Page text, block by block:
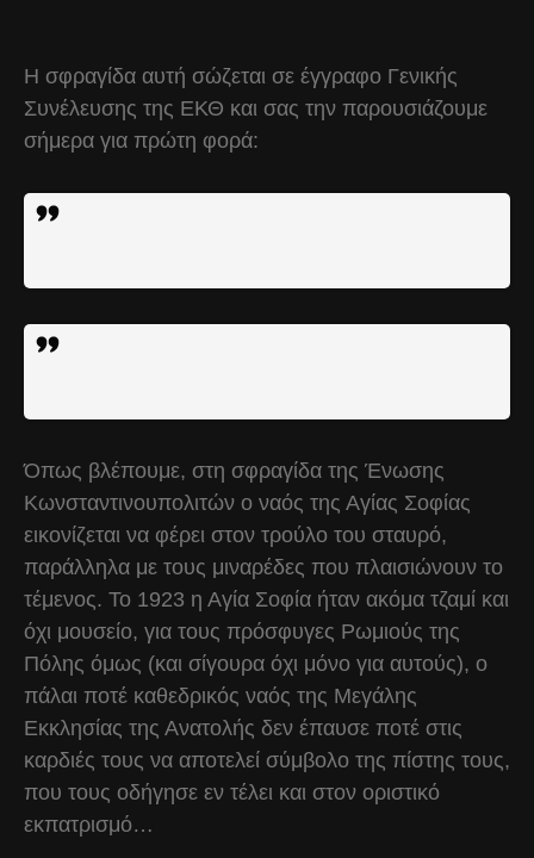
Η σφραγίδα αυτή σώζεται σε έγγραφο Γενικής
Συνέλευσης της ΕΚΘ και σας την παρουσιάζουμε
σήμερα για πρώτη φορά:
Όπως βλέπουμε, στη σφραγίδα της Ένωσης
Κωνσταντινουπολιτών ο ναός της Αγίας Σοφίας
εικονίζεται να φέρει στον τρούλο του σταυρό,
παράλληλα με τους μιναρέδες που πλαισιώνουν το
τέμενος. Το 1923 η Αγία Σοφία ήταν ακόμα τζαμί και
όχι μουσείο, για τους πρόσφυγες Ρωμιούς της
Πόλης όμως (και σίγουρα όχι μόνο για αυτούς), ο
πάλαι ποτέ καθεδρικός ναός της Μεγάλης
Εκκλησίας της Ανατολής δεν έπαυσε ποτέ στις
καρδιές τους να αποτελεί σύμβολο της πίστης τους,
που τους οδήγησε εν τέλει και στον οριστικό
εκπατρισμό…